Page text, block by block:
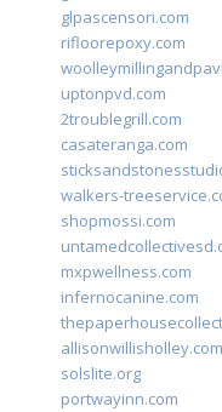
glpascensori.com
rifloorepoxy.com
uptonpvd.com
2troublegrill.com
casateranga.com
walkers-
shopmossi.com
mxpwellness.com
infernocanine.com
allisonwillisholley.com
solslite.org
portwayinn.com